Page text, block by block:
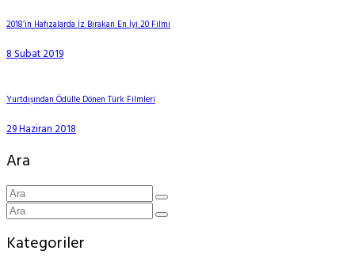
2018’in Hafızalarda İz Bırakan En İyi 20 Filmi
8 Şubat 2019
Yurtdışından Ödülle Dönen Türk Filmleri
29 Haziran 2018
Ara
Kategoriler